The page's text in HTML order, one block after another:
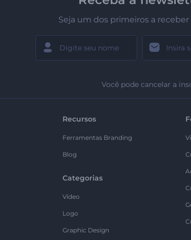
Seja um dos primeiros a
Você pode cancelar a
Recursos
Ferramentas Branding
Blog
Categorias
Vídeo
Logo
Graphic Design